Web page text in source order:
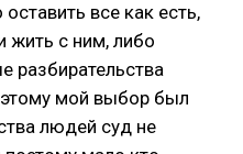
все как есть,
жить с ним, либо
разбирательства
мой выбор был
людей суд не